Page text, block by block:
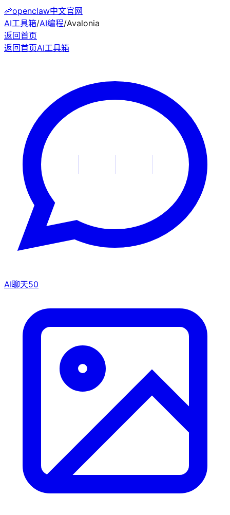
🦐openclaw中文官网
AI工具箱/AI编程/Avalonia
返回首页
返回首页AI工具箱
AI聊天50